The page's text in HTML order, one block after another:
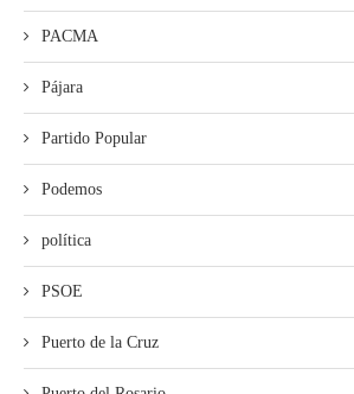
PACMA
Pájara
Partido Popular
Podemos
política
PSOE
Puerto de la Cruz